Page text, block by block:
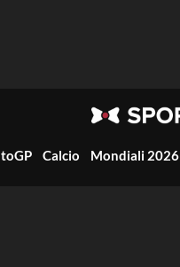
Calcio Mondiali 2026